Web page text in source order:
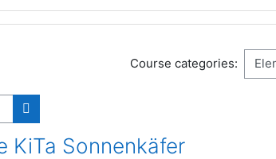
Course categories:
Search courses
KiTa Sonnenkäfer